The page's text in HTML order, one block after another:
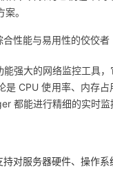
。
性能与易用性的佼佼者
强大的网络监控工具
是 CPU 使用率、内存
都能进行精细的实时监
持对服务器硬件、操作